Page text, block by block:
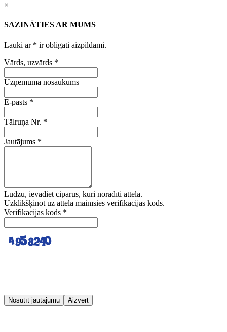
×
SAZINĀTIES AR MUMS
Lauki ar * ir obligāti aizpildāmi.
Vārds, uzvārds *
Uzņēmuma nosaukums
E-pasts *
Tālruņa Nr. *
Jautājums *
Lūdzu, ievadiet ciparus, kuri norādīti attēlā.
Uzklikšķinot uz attēla mainīsies verifikācijas kods.
Verifikācijas kods *
Nosūtīt jautājumu Aizvērt